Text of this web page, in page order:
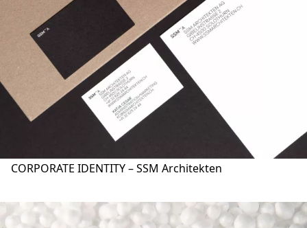
CORPORATE IDENTITY – SSM Architekten